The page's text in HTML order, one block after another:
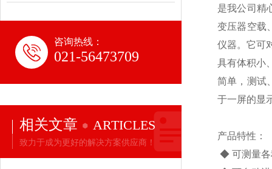
咨询热线：
021-56473709
相关文章 ARTICLES
致力于成为更好的解决方案供应商！
是我公司精
变压器空载
仪器。它可
具有体积小
简单，测试
于一屏的显
产品特性：
◆ 可测量各